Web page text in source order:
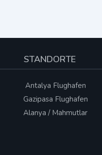
STANDORTE
Antalya Flughafen
Gazipasa Flughafen
Alanya / Mahmutlar